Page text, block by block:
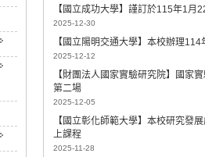
【國立成功大學】謹訂於115年1月
2025-12-30
【國立陽明交通大學】本校辦理
2025-12-12
【財團法人國家實驗研究院】國家
第二場
2025-12-05
【國立彰化師範大學】本校研究發
上課程
2025-11-28